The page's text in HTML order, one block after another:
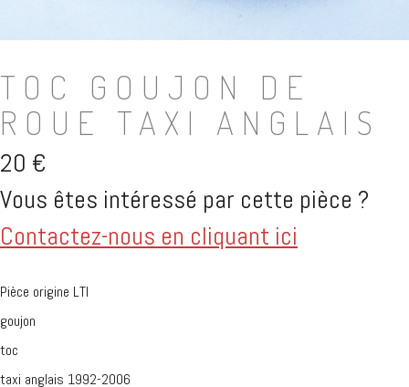
TOC GOUJON DE
ROUE TAXI ANGLAIS
20 €
Vous êtes intéressé par cette pièce ?
Contactez-nous en cliquant ici
Pièce origine LTI
goujon
toc
taxi anglais 1992-2006